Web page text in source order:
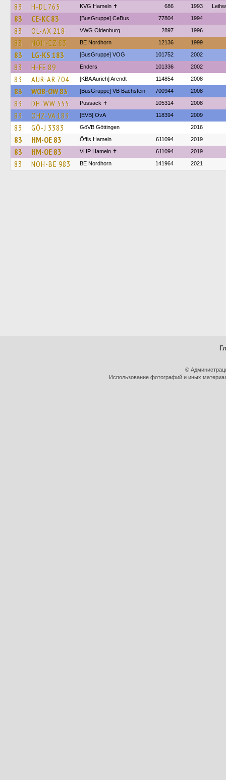
83 H-DL 765 KVG Hameln ✝ 686 1993
83 CE-KC 83 [BusGruppe] CeBus 77804 1994
83 OL-AX 218 VWG Oldenburg 2897 1996
83 NOH-EZ 83 BE Nordhorn 12136 1999
83 LG-KS 183 [BusGruppe] VOG 101752 2002
83 H-FE 89 Enders 101336 2002
83 AUR-AR 704 [KBA Aurich] Arendt 114854 2008
83 WOB-OW 83 [BusGruppe] VB Bachstein 700944 2008
83 DH-WW 555 Pussack ✝ 105314 2008
83 OHZ-VA 183 [EVB] OvA 118394 2009
83 GÖ-J 3383 GöVB Göttingen 2016
83 HM-OE 83 Öffis Hameln 611094 2019
83 HM-OE 83 VHP Hameln ✝ 611094 2019
83 NOH-BE 983 BE Nordhorn 141964 2021
©
Использование фотографий и иных